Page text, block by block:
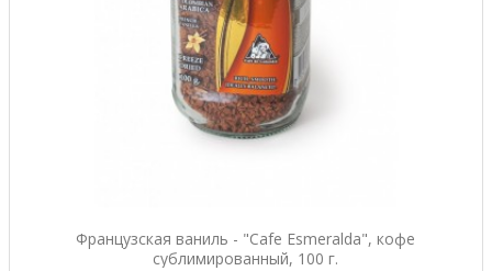
Французская ваниль - "Cafe Esmeralda", кофе
сублимированный, 100 г.